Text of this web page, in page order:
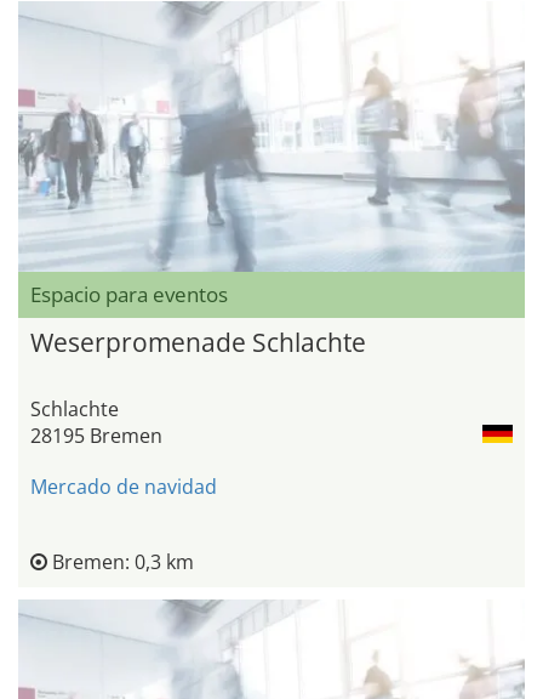
Espacio para eventos
Weserpromenade Schlachte
Schlachte
28195 Bremen
Mercado de navidad
Bremen: 0,3 km